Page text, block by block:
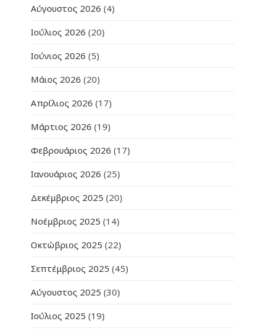
Αύγουστος 2026 (4)
Ιούλιος 2026 (20)
Ιούνιος 2026 (5)
Μάιος 2026 (20)
Απρίλιος 2026 (17)
Μάρτιος 2026 (19)
Φεβρουάριος 2026 (17)
Ιανουάριος 2026 (25)
Δεκέμβριος 2025 (20)
Νοέμβριος 2025 (14)
Οκτώβριος 2025 (22)
Σεπτέμβριος 2025 (45)
Αύγουστος 2025 (30)
Ιούλιος 2025 (19)